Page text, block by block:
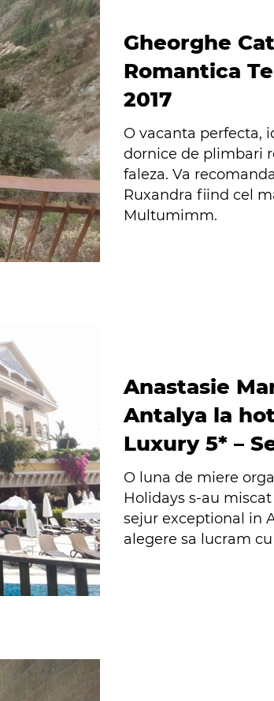
Gheorghe
Romantica
2017
O vacanta perfecta,
dornice de plimbari
faleza. Va
Ruxandra fiind cel
Multumimm.
Anastasie
Antalya la
Luxury 5* –
O luna de miere
Holidays s-au
sejur exceptional in
alegere sa lucram